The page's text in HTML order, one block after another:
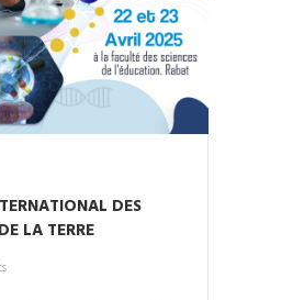
DES
LA TERRE